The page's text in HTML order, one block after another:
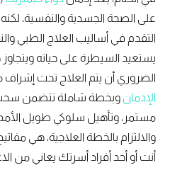
على الصحة الجسدية والنفسية،
التقدم في أساليب العلاج الطبي
يستعيد السيطرة على حياته
الضروري أن يتم العلاج تحت
الإدمانوبخطة شاملة تتضمن سحب
مستمر، وتأهيل سلوكي طويل الأمد.
والالتزام بالخطة العلاجية، هي
أنت أو أحد أفراد أسرتك يعاني من